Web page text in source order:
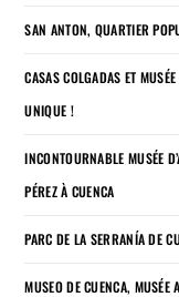
SAN ANTON, QUARTIER
CASAS COLGADAS ET
UNIQUE !
INCONTOURNABLE MUSÉE
PÉREZ À CUENCA
PARC DE LA SERRANÍA DE
MUSEO DE CUENCA, MUSÉE